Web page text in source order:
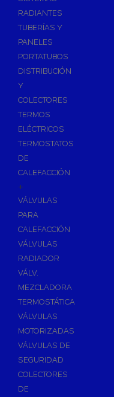
Ósmosis con
Recambios de
Grifería de Ósmosis
Regulación y
RADIANTES
TUBERÍAS Y
PANELES
PORTATUBOS
DISTRIBUCIÓN
Y
COLECTORES
TERMOS
ELÉCTRICOS
TERMOSTATOS
DE
CALEFACCIÓN
+
VÁLVULAS
PARA
CALEFACCIÓN
VÁLVULAS
RADIADOR
VÁLV.
MEZCLADORA
TERMOSTÁTICA
VÁLVULAS
MOTORIZADAS
VÁLVULAS DE
SEGURIDAD
COLECTORES
DE